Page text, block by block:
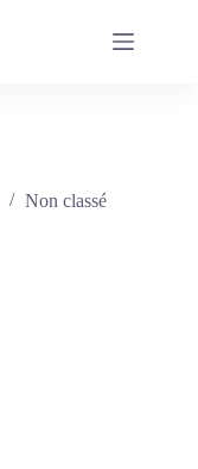
Non classé